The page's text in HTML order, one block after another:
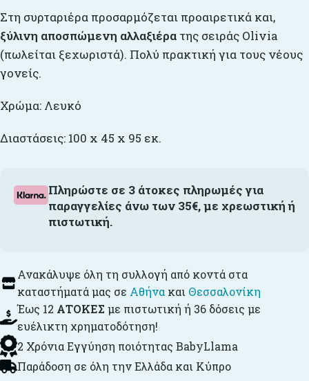
Στη συρταριέρα προσαρμόζεται προαιρετικά και,
ξύλινη αποσπώμενη αλλαξιέρα της σειράς Olivia
(πωλείται ξεχωριστά). Πολύ πρακτική για τους νέους
γονείς.
Χρώμα: Λευκό
Διαστάσεις: 100 x 45 x 95 εκ.
Πληρώστε σε 3 άτοκες πληρωμές για
παραγγελίες άνω των 35€, με χρεωστική ή
πιστωτική.
Ανακάλυψε όλη τη συλλογή από κοντά στα
καταστήματά μας σε Αθήνα και Θεσσαλονίκη
Έως 12 ΑΤΟΚΕΣ με πιστωτική ή 36 δόσεις με
ευέλικτη χρηματοδότηση!
2 Χρόνια Εγγύηση ποιότητας BabyLlama
Παράδοση σε όλη την Ελλάδα και Κύπρο